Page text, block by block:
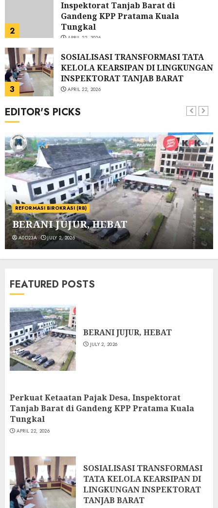
2
Inspektorat Tanjab Barat di
Gandeng KPP Pratama Kuala
Tungkal
APRIL 22, 2026
3
SOSIALISASI TRANSFORMASI TATA
KELOLA KEARSIPAN DI LINGKUNGAN
INSPEKTORAT TANJAB BARAT
APRIL 22, 2026
4
Perkuat Budaya Integritas,
Sosialisasi Pariwara Antikorupsi
2026
APRIL 15, 2026
5
Inspektorat Tanjab Barat Ikuti
Sosialisasi Program Pariwara
Antikorupsi 2026 Bersama KPK
APRIL 15, 2026
Pelantikan 196 ASN, 13 PNS
Inspektorat Tanjung Jabung Barat
7
Apel Sore Inspektorat Daerah
Evaluasi oleh Tim Monev Pemkab
Tanjung Jabung Barat
APRIL 7, 2026
BERANI JUJUR, HEBAT
JULY 2, 2026
Perkuat Ketaatan Pajak Desa,
Inspektorat Tanjab Barat di
3
SOSIALISASI TRANSFORMASI TATA
KELOLA KEARSIPAN DI LINGKUNGAN
INSPEKTORAT TANJAB BARAT
APRIL 22, 2026
EDITOR'S PICKS
REFORMASI BIROKRASI (RB)
BERANI JUJUR, HEBAT
A0D23A JULY 2, 2026
FEATURED POSTS
BERANI JUJUR, HEBAT
JULY 2, 2026
Perkuat Ketaatan Pajak Desa, Inspektorat
Tanjab Barat di Gandeng KPP Pratama Kuala
Tungkal
APRIL 22, 2026
SOSIALISASI TRANSFORMASI
TATA KELOLA KEARSIPAN DI
LINGKUNGAN INSPEKTORAT
TANJAB BARAT